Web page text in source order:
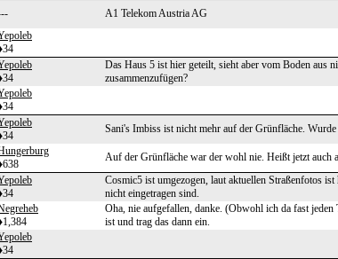
A1 Telekom Austria AG
Das Haus 5 ist hier geteilt, sieht aber vom Boden aus
zusammenzufügen?
Sani's Imbiss ist nicht mehr auf der Grünfläche.
Auf der Grünfläche war der wohl nie. Heißt jetzt auch
Cosmic5 ist umgezogen, laut aktuellen Straßenfotos
nicht eingetragen sind.
Oha, nie aufgefallen, danke. (Obwohl ich da fast jeden
ist und trag das dann ein.